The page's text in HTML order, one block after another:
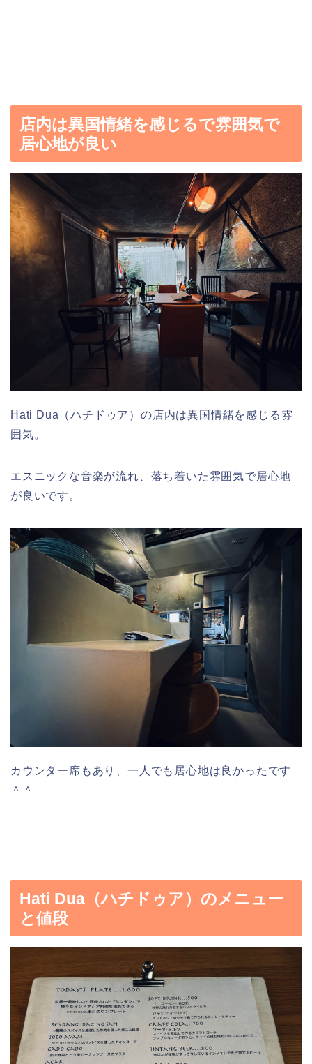
店内は異国情緒を感じるで雰囲気で
居心地が良い
Hati Dua（ハチドゥア）の店内は異国情緒を感じる雰
囲気。
エスニックな音楽が流れ、落ち着いた雰囲気で居心地
が良いです。
カウンター席もあり、一人でも居心地は良かったです
＾＾
Hati Dua（ハチドゥア）のメニュー
と値段